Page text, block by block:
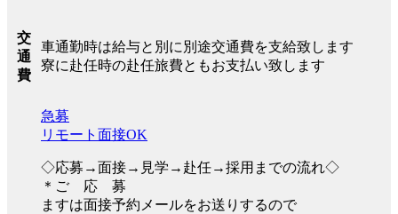
交
通
費
車通勤時は給与と別に別途交通費を支給致します
寮に赴任時の赴任旅費ともお支払い致します
急募
リモート面接OK
◇応募→面接→見学→赴任→採用までの流れ◇
＊ご 応 募
ますは面接予約メールをお送りするので